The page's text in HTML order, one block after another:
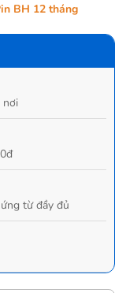
BH 12 tháng
nơi
từ đầy đủ